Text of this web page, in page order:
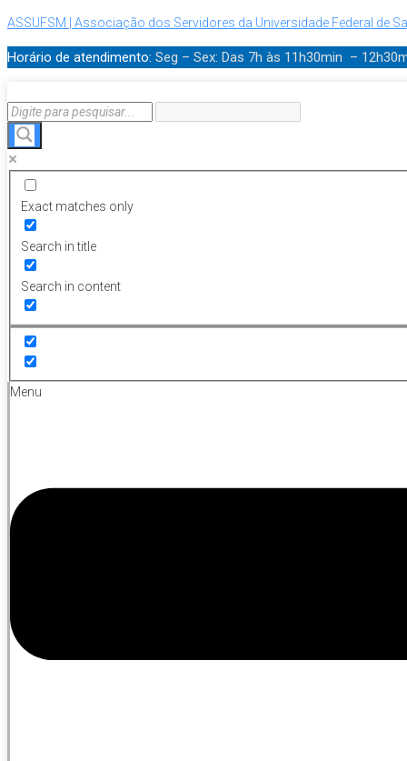
ASSUFSM | Associação dos Servidores da Universidade Federal de
Horário de atendimento: Seg – Sex: Das 7h às 11h30min –
Exact matches only
Search in title
Search in content
Menu